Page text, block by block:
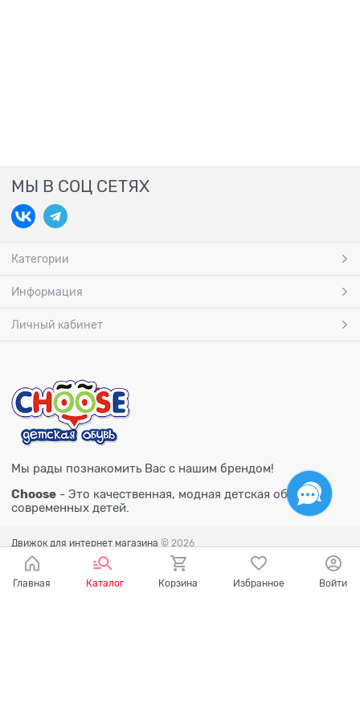
МЫ В СОЦ СЕТЯХ
Категории
Информация
Личный кабинет
Мы рады познакомить Вас с нашим брендом!
Choose - Это качественная, модная детская обувь для
современных детей.
Движок для интернет магазина © 2026
Главная Каталог Корзина Избранное Войти